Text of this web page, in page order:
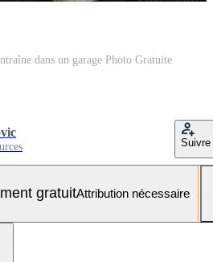
dans un garage Photo Gratuite
Suivre
gratuitAttribution nécessaire